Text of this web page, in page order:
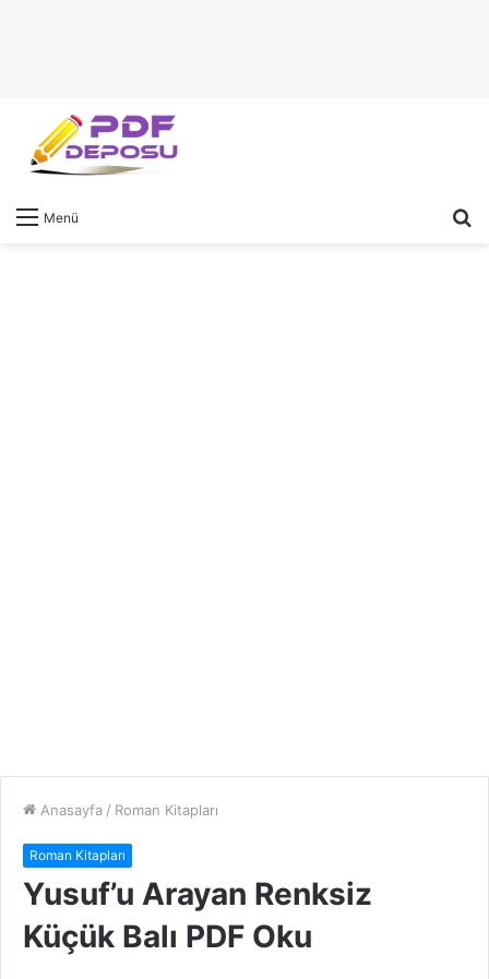
Menü
Anasayfa / Roman Kitapları
Roman Kitapları
Yusuf’u Arayan Renksiz
Küçük Balı PDF Oku